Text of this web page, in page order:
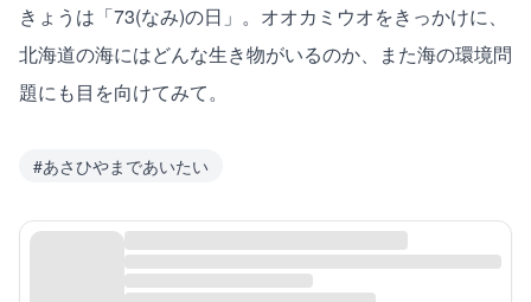
きょうは「73(なみ)の日」。オオカミウオをきっかけに、
北海道の海にはどんな生き物がいるのか、また海の環境問
題にも目を向けてみて。
#あさひやまであいたい